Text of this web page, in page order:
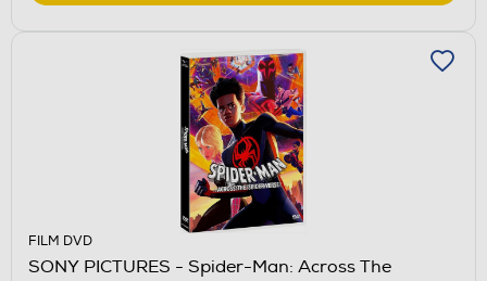
FILM DVD
SONY PICTURES - Spider-Man: Across The